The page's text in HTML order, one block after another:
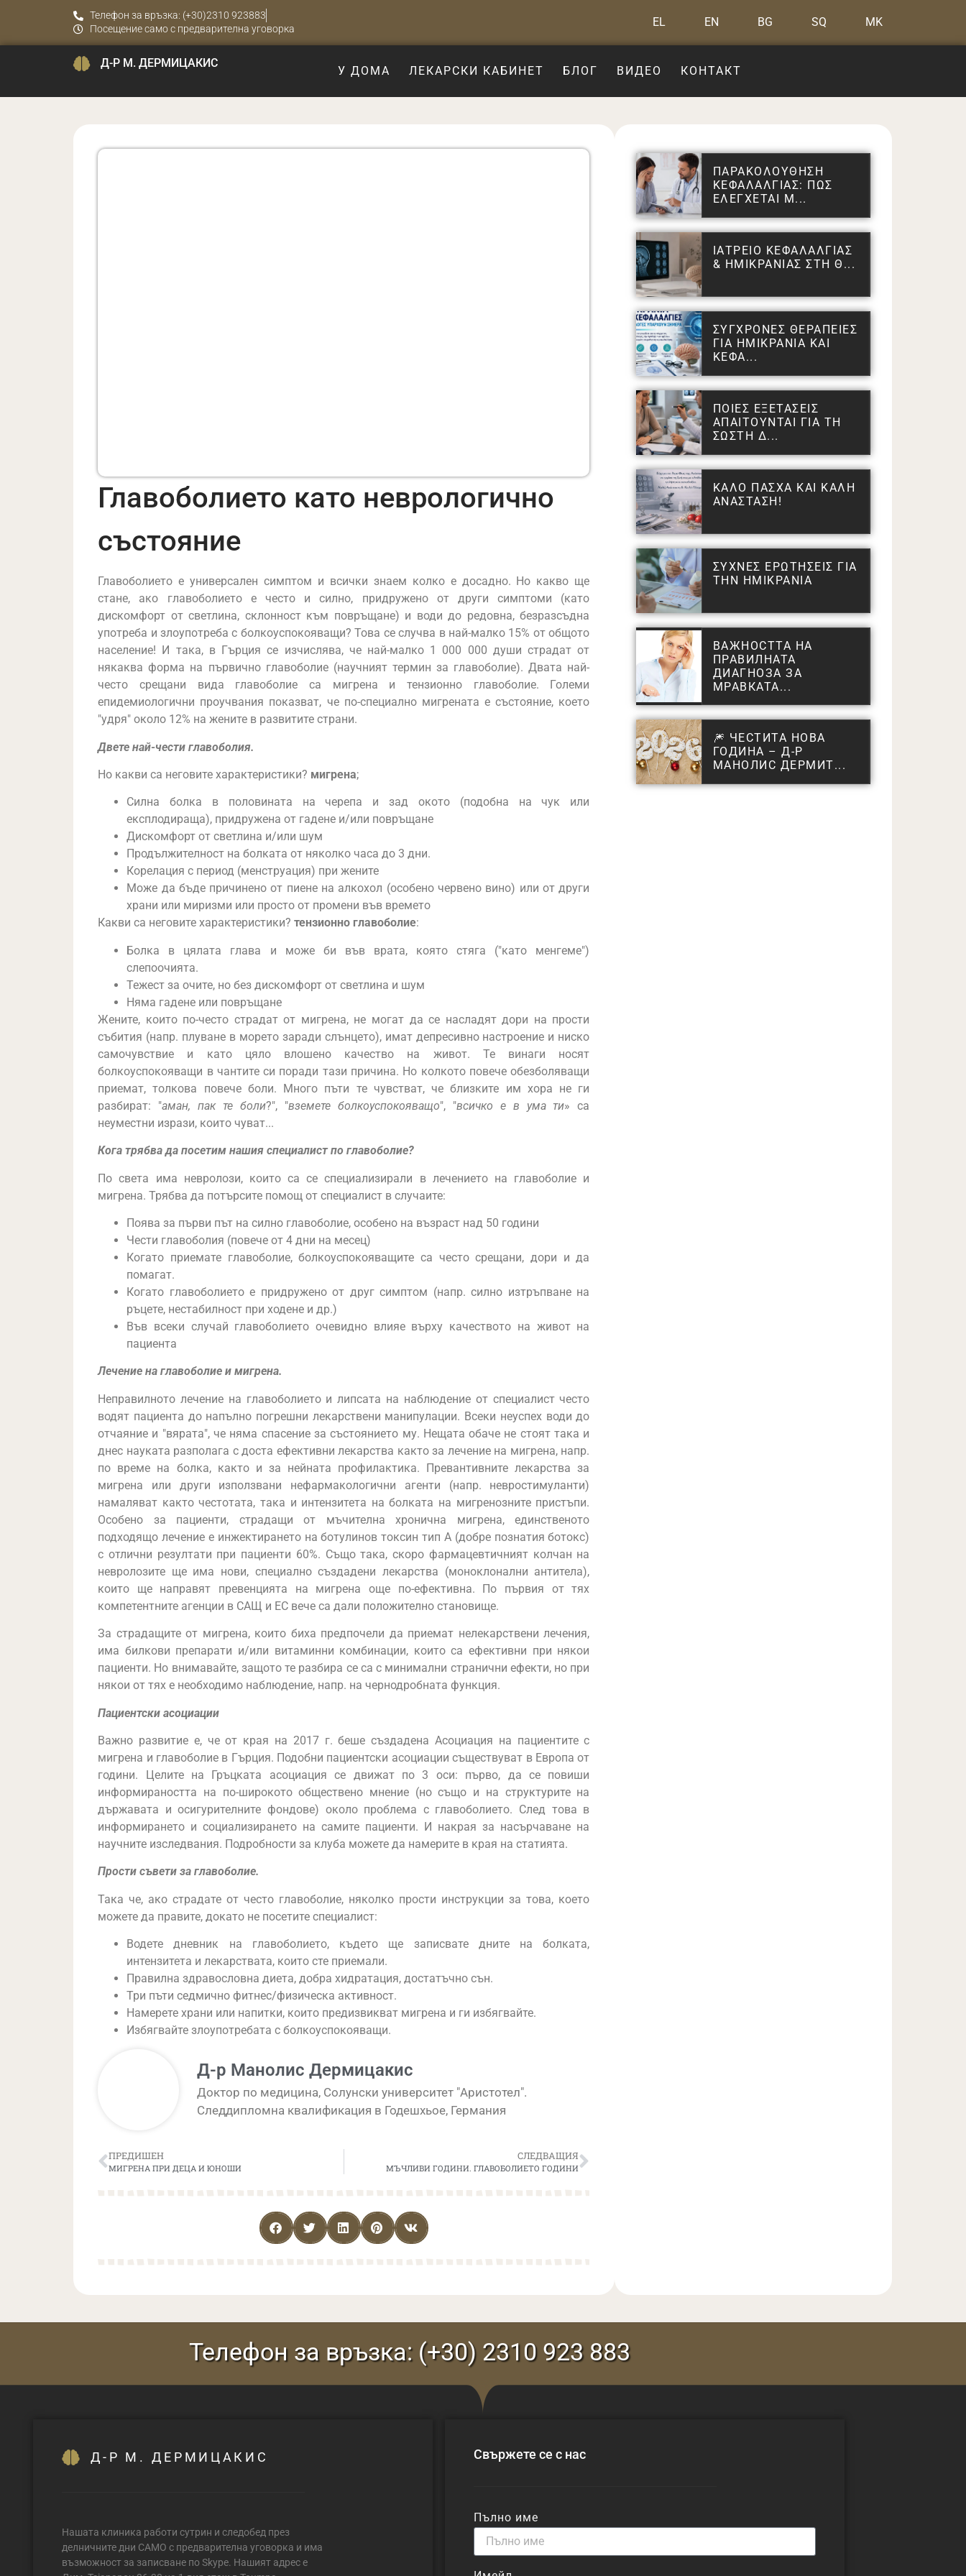
Телефон за връзка: (+30)2310 923883
Посещение само с предварителна уговорка
EL EN BG SQ MK
Д-Р М. ДЕРМИЦАКИС
У ДОМА ЛЕКАРСКИ КАБИНЕТ БЛОГ ВИДЕО КОНТАКТ
Главоболието като неврологично
състояние
Главоболието е универсален симптом и всички знаем колко е досадно. Но какво ще
стане, ако главоболието е често и силно, придружено от други симптоми (като
дискомфорт от светлина, склонност към повръщане) и води до редовна, безразсъдна
употреба и злоупотреба с болкоуспокояващи? Това се случва в най-малко 15% от общото
население! И така, в Гърция се изчислява, че най-малко 1 000 000 души страдат от
някаква форма на първично главоболие (научният термин за главоболие). Двата най-
често срещани вида главоболие са мигрена и тензионно главоболие. Големи
епидемиологични проучвания показват, че по-специално мигрената е състояние, което
"удря" около 12% на жените в развитите страни.
Двете най-чести главоболия.
Но какви са неговите характеристики? мигрена;
Силна болка в половината на черепа и зад окото (подобна на чук или
експлодираща), придружена от гадене и/или повръщане
Дискомфорт от светлина и/или шум
Продължителност на болката от няколко часа до 3 дни.
Корелация с период (менструация) при жените
Може да бъде причинено от пиене на алкохол (особено червено вино) или от други
храни или миризми или просто от промени във времето
Какви са неговите характеристики?тензионно главоболие:
Болка в цялата глава и може би във врата, която стяга ("като менгеме")
слепоочията.
Тежест за очите, но без дискомфорт от светлина и шум
Няма гадене или повръщане
Жените, които по-често страдат от мигрена, не могат да се насладят дори на прости
събития (напр. плуване в морето заради слънцето), имат депресивно настроение и ниско
самочувствие и като цяло влошено качество на живот. Те винаги носят
болкоуспокояващи в чантите си поради тази причина. Но колкото повече обезболяващи
приемат, толкова повече боли. Много пъти те чувстват, че близките им хора не ги
разбират: "аман, пак те боли?", "вземете болкоуспокояващо", "всичко е в ума ти» са
неуместни изрази, които чуват...
Кога трябва да посетим нашия специалист по главоболие?
По света има невролози, които са се специализирали в лечението на главоболие и
мигрена. Трябва да потърсите помощ от специалист в случаите:
Поява за първи път на силно главоболие, особено на възраст над 50 години
Чести главоболия (повече от 4 дни на месец)
Когато приемате главоболие, болкоуспокояващите са често срещани, дори и да
помагат.
Когато главоболието е придружено от друг симптом (напр. силно изтръпване на
ръцете, нестабилност при ходене и др.)
Във всеки случай главоболието очевидно влияе върху качеството на живот на
пациента
Лечение на главоболие и мигрена.
Неправилното лечение на главоболието и липсата на наблюдение от специалист често
водят пациента до напълно погрешни лекарствени манипулации. Всеки неуспех води до
отчаяние и "вярата", че няма спасение за състоянието му. Нещата обаче не стоят така и
днес науката разполага с доста ефективни лекарства както за лечение на мигрена, напр.
по време на болка, както и за нейната профилактика. Превантивните лекарства за
мигрена или други използвани нефармакологични агенти (напр. невростимуланти)
намаляват както честотата, така и интензитета на болката на мигренозните пристъпи.
Особено за пациенти, страдащи от мъчителна хронична мигрена, единственото
подходящо лечение е инжектирането на ботулинов токсин тип А (добре познатия ботокс)
с отлични резултати при пациенти 60%. Също така, скоро фармацевтичният колчан на
невролозите ще има нови, специално създадени лекарства (моноклонални антитела),
които ще направят превенцията на мигрена още по-ефективна. По първия от тях
компетентните агенции в САЩ и ЕС вече са дали положително становище.
За страдащите от мигрена, които биха предпочели да приемат нелекарствени лечения,
има билкови препарати и/или витаминни комбинации, които са ефективни при някои
пациенти. Но внимавайте, защото те разбира се са с минимални странични ефекти, но при
някои от тях е необходимо наблюдение, напр. на чернодробната функция.
Пациентски асоциации
Важно развитие е, че от края на 2017 г. беше създадена Асоциация на пациентите с
мигрена и главоболие в Гърция. Подобни пациентски асоциации съществуват в Европа от
години. Целите на Гръцката асоциация се движат по 3 оси: първо, да се повиши
информираността на по-широкото обществено мнение (но също и на структурите на
държавата и осигурителните фондове) около проблема с главоболието. След това в
информирането и социализирането на самите пациенти. И накрая за насърчаване на
научните изследвания. Подробности за клуба можете да намерите в края на статията.
Прости съвети за главоболие.
Така че, ако страдате от често главоболие, няколко прости инструкции за това, което
можете да правите, докато не посетите специалист:
Водете дневник на главоболието, където ще записвате дните на болката,
интензитета и лекарствата, които сте приемали.
Правилна здравословна диета, добра хидратация, достатъчно сън.
Три пъти седмично фитнес/физическа активност.
Намерете храни или напитки, които предизвикват мигрена и ги избягвайте.
Избягвайте злоупотребата с болкоуспокояващи.
Д-р Манолис Дермицакис
Доктор по медицина, Солунски университет "Аристотел".
Следдипломна квалификация в Годешхьое, Германия
ПРЕДИШЕН
МИГРЕНА ПРИ ДЕЦА И ЮНОШИ
СЛЕДВАЩИЯ
МЪЧЛИВИ ГОДИНИ. ГЛАВОБОЛИЕТО ГОДИНИ
ΠΑΡΑΚΟΛΟΥΘΗΣΗ
ΚΕΦΑΛΑΛΓΙΑΣ: ΠΩΣ
ΕΛΕΓΧΕΤΑΙ Μ...
ΙΑΤΡΕΙΟ ΚΕΦΑΛΑΛΓΙΑΣ
& ΗΜΙΚΡΑΝΙΑΣ ΣΤΗ Θ...
ΣΥΓΧΡΟΝΕΣ ΘΕΡΑΠΕΙΕΣ
ΓΙΑ ΗΜΙΚΡΑΝΙΑ ΚΑΙ
ΚΕΦΑ...
ΠΟΙΕΣ ΕΞΕΤΑΣΕΙΣ
ΑΠΑΙΤΟΥΝΤΑΙ ΓΙΑ ΤΗ
ΣΩΣΤΗ Δ...
ΚΑΛΟ ΠΑΣΧΑ ΚΑΙ ΚΑΛΗ
ΑΝΑΣΤΑΣΗ!
ΣΥΧΝΕΣ ΕΡΩΤΗΣΕΙΣ ΓΙΑ
ΤΗΝ ΗΜΙΚΡΑΝΙΑ
ВАЖНОСТТА НА
ПРАВИЛНАТА
ДИАГНОЗА ЗА
МРАВКАТА...
🎆 ЧЕСТИТА НОВА
ГОДИНА – Д-Р
МАНОЛИС ДЕРМИТ...
Телефон за връзка: (+30) 2310 923 883
Д-Р М. ДЕРМИЦАКИС
Нашата клиника работи сутрин и следобед през
делничните дни САМО с предварителна уговорка и има
възможност за записване по Skype. Нашият адрес е
Свържете се с нас
Пълно име